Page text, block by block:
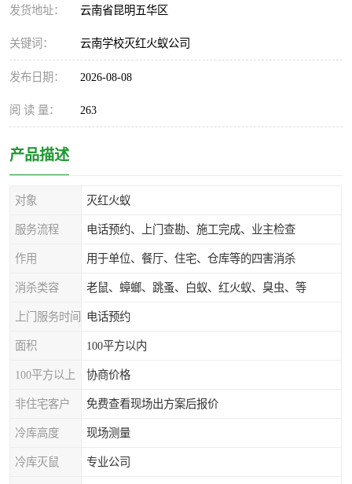
发货地址： 云南省昆明五华区
关键词： 云南学校灭红火蚁公司
发布日期： 2026-08-08
阅 读 量： 263
产品描述
对象 灭红火蚁
服务流程 电话预约、上门查勘、施工完成、业主检查
作用 用于单位、餐厅、住宅、仓库等的四害消杀
消杀类容 老鼠、蟑螂、跳蚤、白蚁、红火蚁、臭虫、等
上门服务时间 电话预约
面积 100平方以内
100平方以上 协商价格
非住宅客户 免费查看现场出方案后报价
冷库高度 现场测量
冷库灭鼠 专业公司